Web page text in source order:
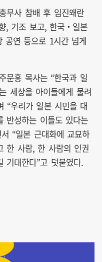
무사 참배 후 임진왜란
, 기조 보고, 한국‧일본
공연 등으로 1시간 넘게
문홍 목사는 “한국과 일
세상을 아이들에게 물려
“우리가 일본 시민을 대
반성하는 이들도 있다는
“일본 근대화에 교묘하
한 사람, 한 사람의 인권
기대한다”고 덧붙였다.